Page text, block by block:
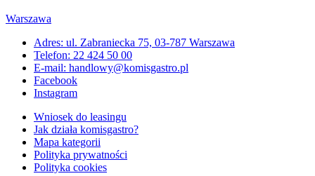
Warszawa
Adres: ul. Zabraniecka 75, 03-787 Warszawa
Telefon: 22 424 50 00
E-mail: handlowy@komisgastro.pl
Facebook
Instagram
Wniosek do leasingu
Jak działa komisgastro?
Mapa kategorii
Polityka prywatności
Polityka cookies